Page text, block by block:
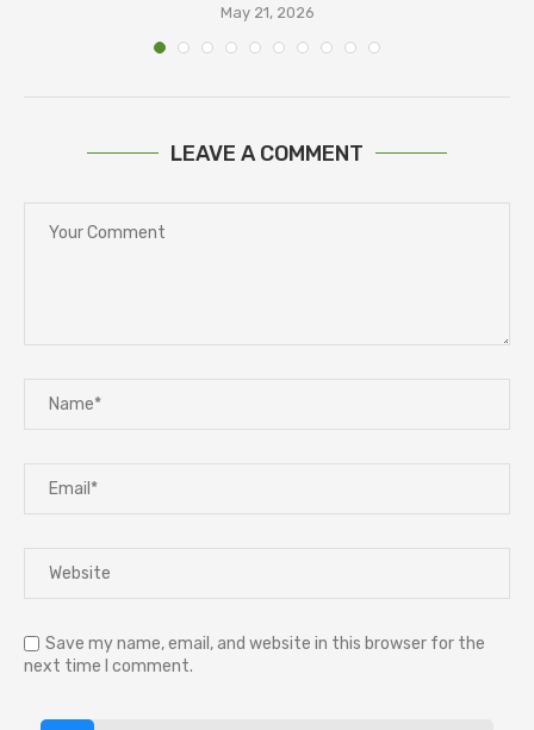
May 21, 2026
LEAVE A COMMENT
Save my name, email, and website in this browser for the
next time I comment.